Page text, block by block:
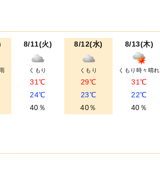
8/11(火)
くもり
31℃
24℃
40％
8/12(水)
くもり
29℃
23℃
40％
8/13(木)
くもり時々晴れ
31℃
22℃
40％